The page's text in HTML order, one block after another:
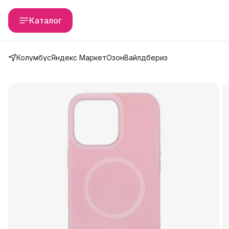
Каталог
КолумбусЯндекс МаркетОзонВайлдбериз